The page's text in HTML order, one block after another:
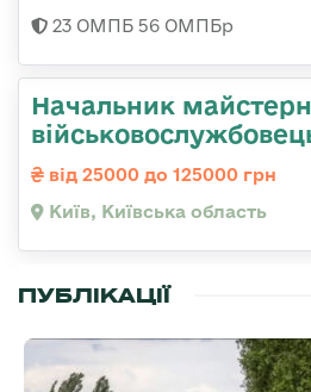
23 ОМПБ 56 ОМПБр
Начальник
від 25000 до 125000 грн
Київ, Київська область
ПУБЛІКАЦІЇ